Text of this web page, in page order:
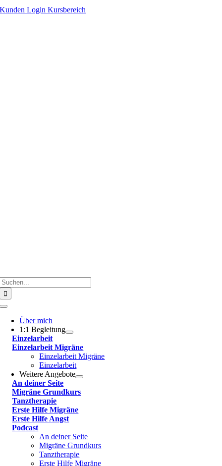
Zum
Kunden Login Kursbereich
Toggle
NavigationÜber mich
1:1 Begleitung
Einzelarbeit
Einzelarbeit Migräne
Einzelarbeit Migräne
Einzelarbeit
Weitere Angebote
An deiner Seite
Migräne Grundkurs
Tanztherapie
Erste Hilfe Migräne
Erste Hilfe Angst
Podcast
An deiner Seite
Migräne Grundkurs
Tanztherapie
Erste Hilfe Migräne